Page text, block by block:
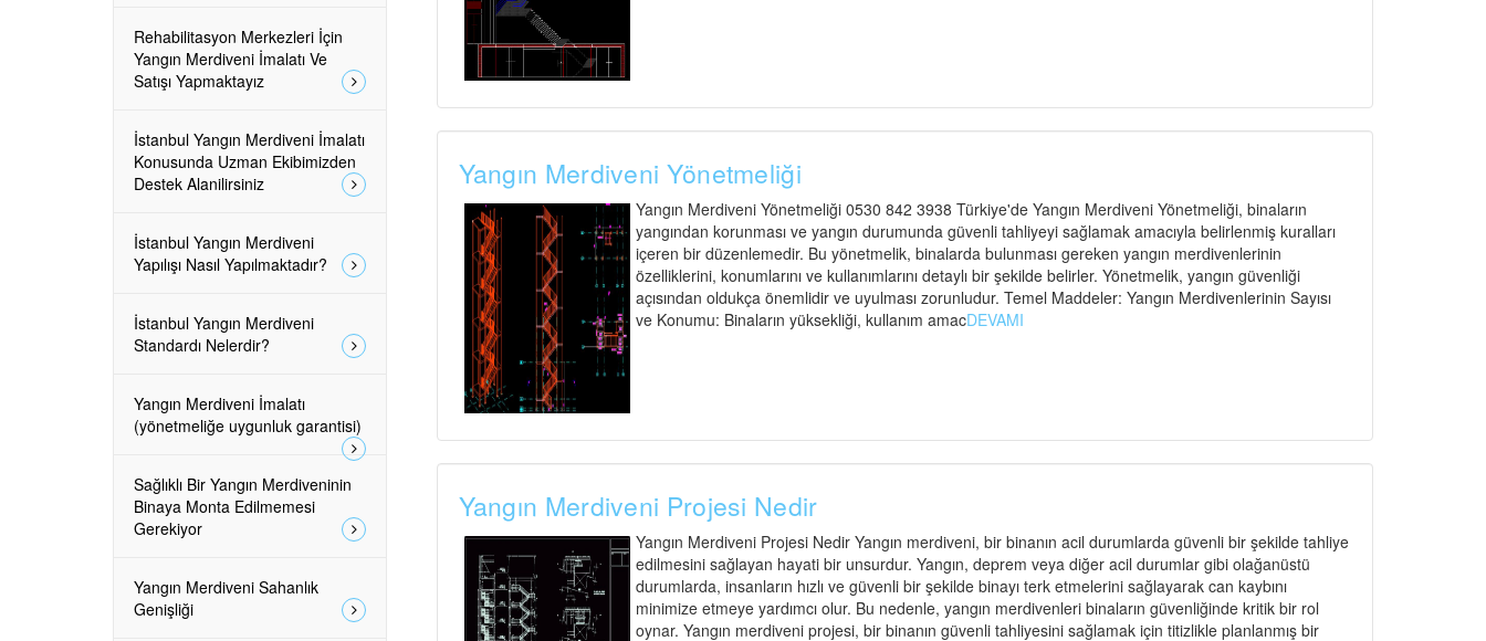
Yangın Merdiveni Yönetmeliği
Yangın Merdiveni Yönetmeliği 0530 842 3938 Türkiye'de Yangın Merdiveni Yönetmeliği, binaların
yangından korunması ve yangın durumunda güvenli tahliyeyi sağlamak amacıyla belirlenmiş kuralları
içeren bir düzenlemedir. Bu yönetmelik, binalarda bulunması gereken yangın merdivenlerinin
özelliklerini, konumlarını ve kullanımlarını detaylı bir şekilde belirler. Yönetmelik, yangın güvenliği
açısından oldukça önemlidir ve uyulması zorunludur. Temel Maddeler: Yangın Merdivenlerinin Sayısı
ve Konumu: Binaların yüksekliği, kullanım amacDEVAMI
Yangın Merdiveni Projesi Nedir
Yangın Merdiveni Projesi Nedir Yangın merdiveni, bir binanın acil durumlarda güvenli bir şekilde tahliye
edilmesini sağlayan hayati bir unsurdur. Yangın, deprem veya diğer acil durumlar gibi olağanüstü
durumlarda, insanların hızlı ve güvenli bir şekilde binayı terk etmelerini sağlayarak can kaybını
minimize etmeye yardımcı olur. Bu nedenle, yangın merdivenleri binaların güvenliğinde kritik bir rol
oynar. Yangın merdiveni projesi, bir binanın güvenli tahliyesini sağlamak için titizlikle planlanmış bir
Rehabilitasyon Merkezleri İçin
Yangın Merdiveni İmalatı Ve
Satışı Yapmaktayız
İstanbul Yangın Merdiveni İmalatı
Konusunda Uzman Ekibimizden
Destek Alanilirsiniz
İstanbul Yangın Merdiveni
Yapılışı Nasıl Yapılmaktadır?
İstanbul Yangın Merdiveni
Standardı Nelerdir?
Yangın Merdiveni İmalatı
(yönetmeliğe uygunluk garantisi)
Sağlıklı Bir Yangın Merdiveninin
Binaya Monta Edilmemesi
Gerekiyor
Yangın Merdiveni Sahanlık
Genişliği